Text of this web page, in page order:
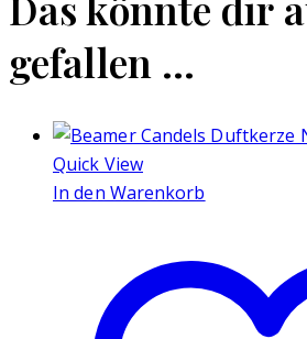
gefallen …
Quick View
In den Warenkorb